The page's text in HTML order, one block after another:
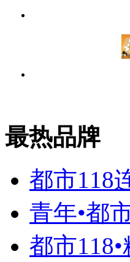
最热品牌
都市118
青年•都
都市